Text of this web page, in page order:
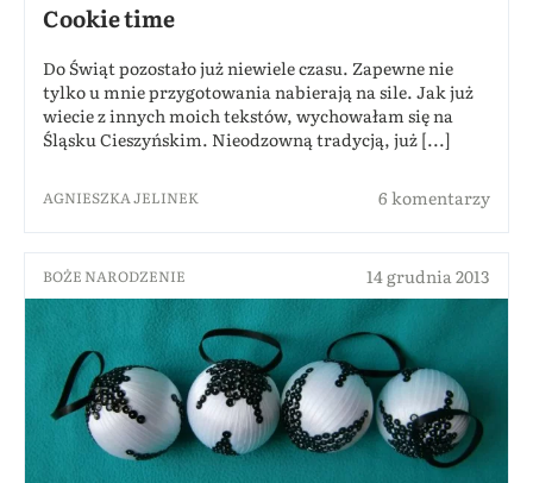
Cookie time
Do Świąt pozostało już niewiele czasu. Zapewne nie
tylko u mnie przygotowania nabierają na sile. Jak już
wiecie z innych moich tekstów, wychowałam się na
Śląsku Cieszyńskim. Nieodzowną tradycją, już [...]
AGNIESZKA JELINEK 6 komentarzy
BOŻE NARODZENIE 14 grudnia 2013